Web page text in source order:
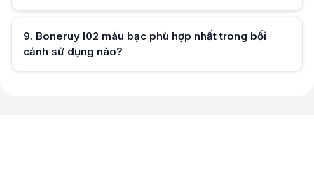
9. Boneruy l02 màu bạc phù hợp nhất trong bối
cảnh sử dụng nào?